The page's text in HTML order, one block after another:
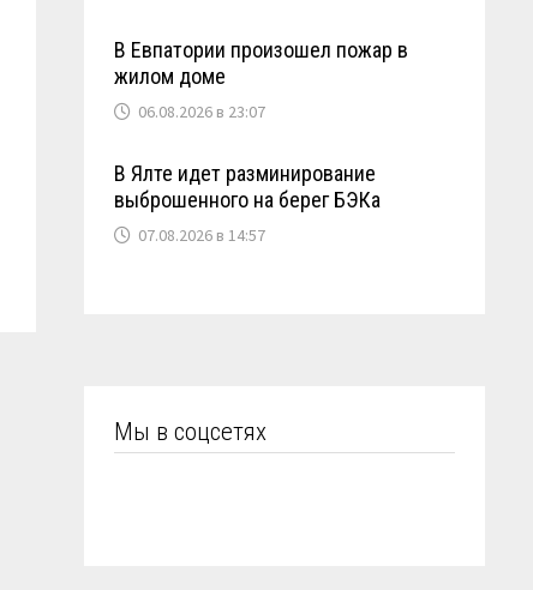
В Евпатории произошел пожар в
жилом доме
06.08.2026 в 23:07
В Ялте идет разминирование
выброшенного на берег БЭКа
07.08.2026 в 14:57
Мы в соцсетях